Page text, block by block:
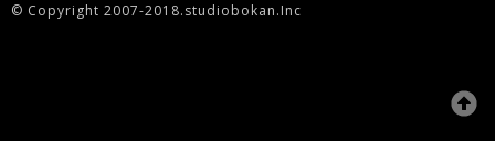
© Copyright 2007-2018.studiobokan.Inc